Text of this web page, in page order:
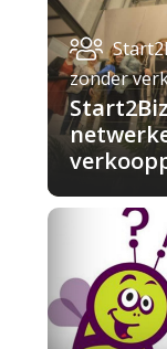
zonder